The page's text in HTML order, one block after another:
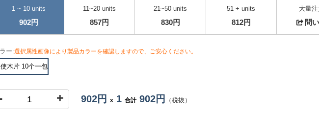
1 ~ 10 units
902円
11~20 units
857円
21~50 units
830円
51 + units
812円
大量
問
ー:選択属性画像により製品カラーを確認しますので、ご安心ください。
木片 10个一包
+ 902円 x 1 合計902円 （税抜）